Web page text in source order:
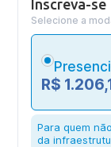
Inscreva-se
Selecione a
R$
Para quem
da